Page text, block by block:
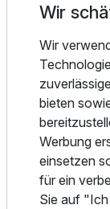
Einzelzimmer
1 Erwachsenen
Golffreunde
Die Osterkrug-
Grenzen
Wir freuen uns
Wir
Wir
bieten
Werbung
einsetzen
für ein
Sie auf